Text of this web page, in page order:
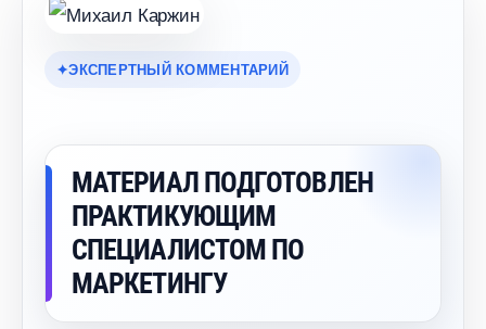
ЭКСПЕРТНЫЙ КОММЕНТАРИЙ
МАТЕРИАЛ ПОДГОТОВЛЕН
ПРАКТИКУЮЩИМ
СПЕЦИАЛИСТОМ ПО
МАРКЕТИНГУ